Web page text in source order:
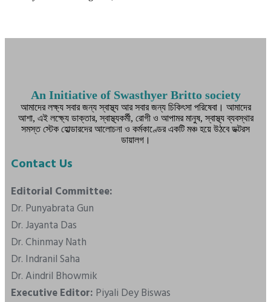
An Initiative of Swasthyer Britto society
আমাদের লক্ষ্য সবার জন্য স্বাস্থ্য আর সবার জন্য চিকিৎসা পরিষেবা। আমাদের
আশা, এই লক্ষ্যে ডাক্তার, স্বাস্থ্যকর্মী, রোগী ও আপামর মানুষ, স্বাস্থ্য ব্যবস্থার
সমস্ত স্টেক হোল্ডারদের আলোচনা ও কর্মকাণ্ডের একটি মঞ্চ হয়ে উঠবে ডক্টরস
ডায়ালগ।
Contact Us
Editorial Committee:
Dr. Punyabrata Gun
Dr. Jayanta Das
Dr. Chinmay Nath
Dr. Indranil Saha
Dr. Aindril Bhowmik
Executive Editor: Piyali Dey Biswas